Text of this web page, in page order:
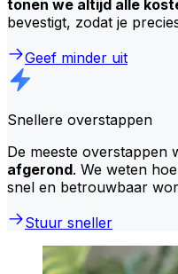
tonen we altijd alle
bevestigt, zodat je
Geef minder uit
Snellere overstappen
De meeste overstappen
afgerond. We weten
snel en betrouwbaar
Stuur sneller